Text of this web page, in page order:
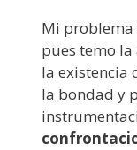
Mi problema
pues temo
la existencia
la bondad y